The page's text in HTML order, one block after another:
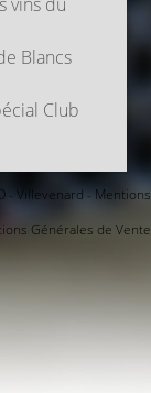
Blancs
Club
- Villevenard - Mentions
Générales de Vente